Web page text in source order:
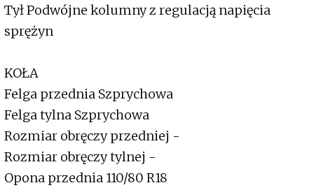
Tył Podwójne kolumny z regulacją napięcia
sprężyn
KOŁA
Felga przednia Szprychowa
Felga tylna Szprychowa
Rozmiar obręczy przedniej -
Rozmiar obręczy tylnej -
Opona przednia 110/80 R18